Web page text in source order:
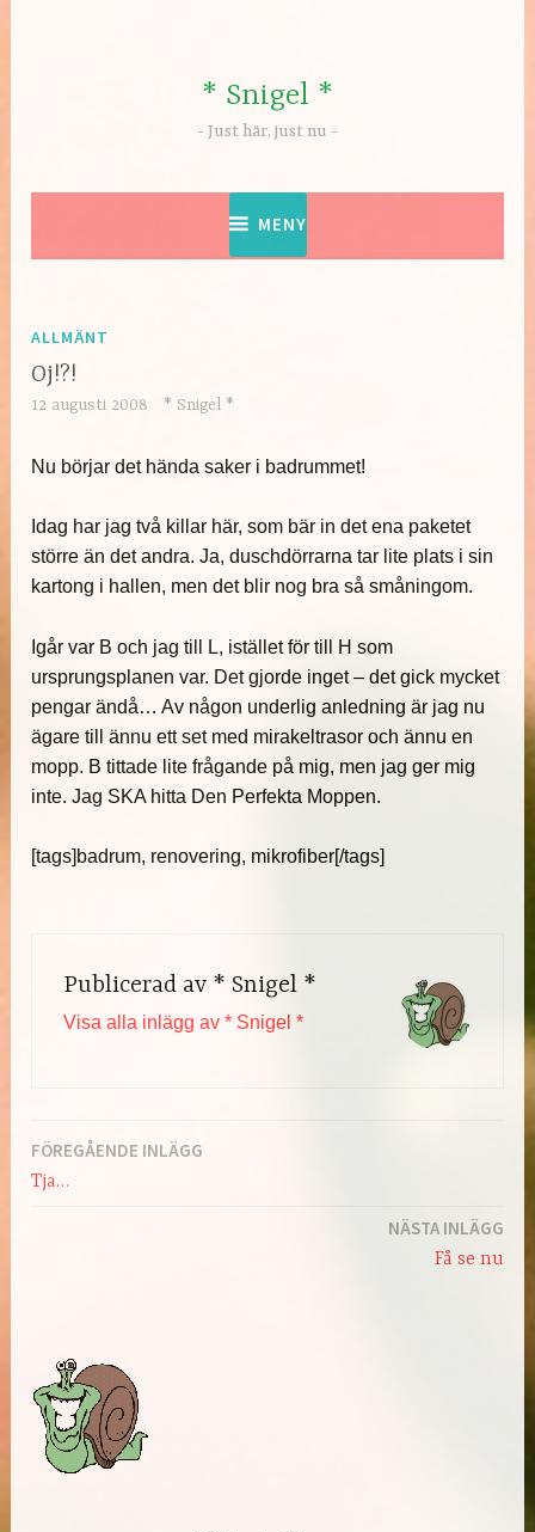
* Snigel *
Just här, just nu
MENY
ALLMÄNT
Oj!?!
12 augusti 2008 * Snigel *
Nu börjar det hända saker i badrummet!
Idag har jag två killar här, som bär in det ena paketet
större än det andra. Ja, duschdörrarna tar lite plats i sin
kartong i hallen, men det blir nog bra så småningom.
Igår var B och jag till L, istället för till H som
ursprungsplanen var. Det gjorde inget – det gick mycket
pengar ändå… Av någon underlig anledning är jag nu
ägare till ännu ett set med mirakeltrasor och ännu en
mopp. B tittade lite frågande på mig, men jag ger mig
inte. Jag SKA hitta Den Perfekta Moppen.
[tags]badrum, renovering, mikrofiber[/tags]
Publicerad av * Snigel *
Visa alla inlägg av * Snigel *
Inläggsnavigering
FÖREGÅENDE INLÄGG
Tja…
NÄSTA INLÄGG
Få se nu